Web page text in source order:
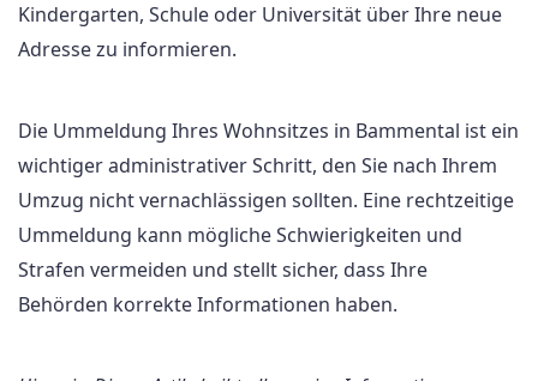
Kindergarten, Schule oder Universität über Ihre neue
Adresse zu informieren.
Die Ummeldung Ihres Wohnsitzes in Bammental ist ein
wichtiger administrativer Schritt, den Sie nach Ihrem
Umzug nicht vernachlässigen sollten. Eine rechtzeitige
Ummeldung kann mögliche Schwierigkeiten und
Strafen vermeiden und stellt sicher, dass Ihre
Behörden korrekte Informationen haben.